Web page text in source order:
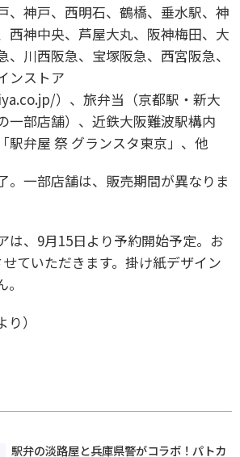
、神⼾、⻄明⽯、鶴橋、垂⽔駅、神
⻄神中央、芦屋⼤丸、阪神梅⽥、⼤
、川⻄阪急、宝塚阪急、⻄宮阪急、
ンストア
）、旅弁当（京都駅・新⼤
⼀部店舗）、近鉄⼤阪難波駅構内
駅弁屋 祭 グランスタ東京」、他
⼀部店舗は、販売期間が異なりま
、9月15日より予約開始予定。お
ていただきます。掛け紙デザイン
）
駅弁の淡路屋と兵庫県警がコラボ！パトカ